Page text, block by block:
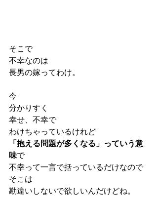
そこで
不幸なのは
長男の嫁ってわけ。
今
分かりすく
幸せ、不幸で
わけちゃっているけれど
「抱える問題が多くなる」っていう意
味で
不幸って一言で括っているだけなので
そこは
勘違いしないで欲しいんだけどね。